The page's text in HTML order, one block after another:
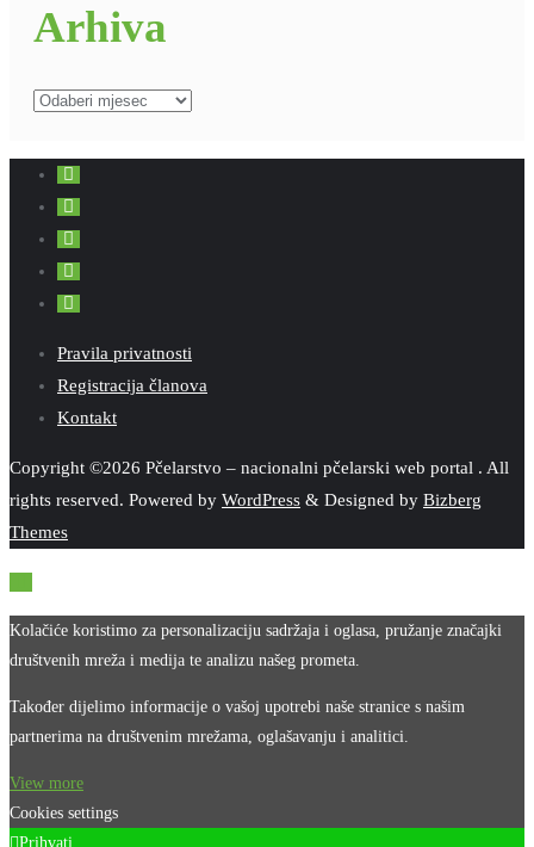
Arhiva
Arhiva
Pravila privatnosti
Registracija članova
Kontakt
Copyright ©2026 Pčelarstvo – nacionalni pčelarski web portal . All
rights reserved. Powered by WordPress & Designed by Bizberg
Themes
Kolačiće koristimo za personalizaciju sadržaja i oglasa, pružanje značajki
društvenih mreža i medija te analizu našeg prometa.
Također dijelimo informacije o vašoj upotrebi naše stranice s našim
partnerima na društvenim mrežama, oglašavanju i analitici.
View more
Cookies settings
Prihvati